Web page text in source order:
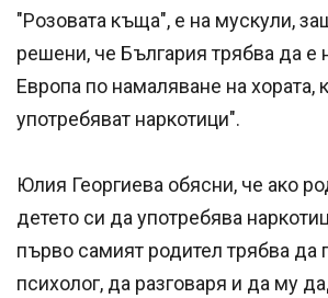
"Розовата къща", е на мускули,
решени, че България трябва да е
Европа по намаляване на хората,
употребяват наркотици".
Юлия Георгиева обясни, че ако
детето си да употребява
първо самият родител трябва да
психолог, да разговаря и да му